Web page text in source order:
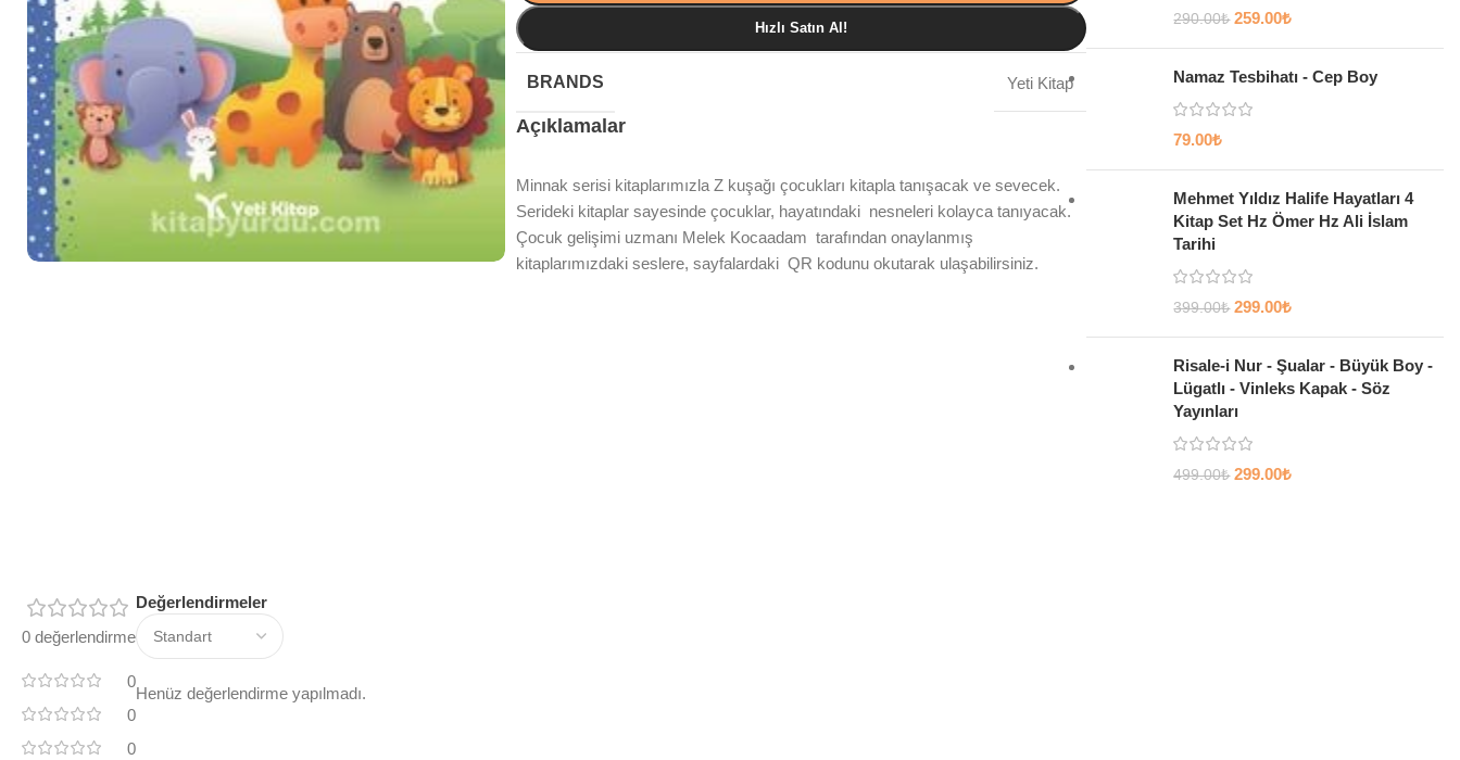
Hızlı Satın Al!
BRANDS Yeti Kitap
Açıklamalar
Minnak serisi kitaplarımızla Z kuşağı çocukları kitapla tanışacak ve sevecek.
Serideki kitaplar sayesinde çocuklar, hayatındaki nesneleri kolayca tanıyacak.
Çocuk gelişimi uzmanı Melek Kocaadam tarafından onaylanmış
kitaplarımızdaki seslere, sayfalardaki QR kodunu okutarak ulaşabilirsiniz.
290.00₺ 259.00₺
Namaz Tesbihatı - Cep Boy
79.00₺
Mehmet Yıldız Halife Hayatları 4
Kitap Set Hz Ömer Hz Ali İslam
Tarihi
399.00₺ 299.00₺
Risale-i Nur - Şualar - Büyük Boy -
Lügatlı - Vinleks Kapak - Söz
Yayınları
499.00₺ 299.00₺
0 değerlendirme
0
0
0
Değerlendirmeler
Henüz değerlendirme yapılmadı.